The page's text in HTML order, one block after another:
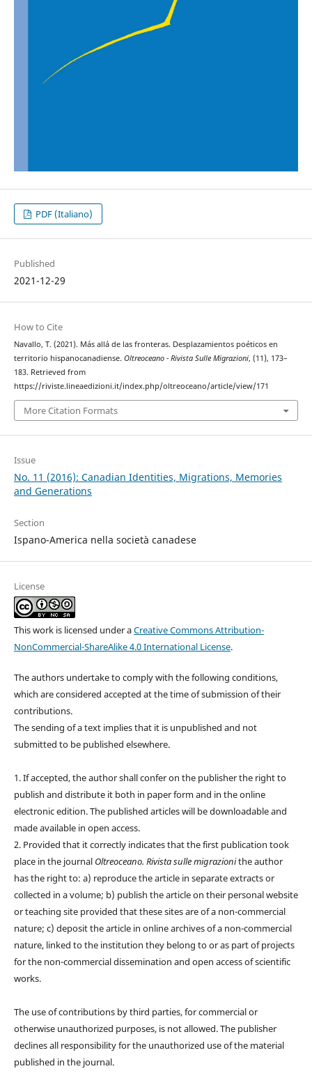
PDF (Italiano)
Published
2021-12-29
How to Cite
Navallo, T. (2021). Más allá de las fronteras. Desplazamientos poéticos en
territorio hispanocanadiense. Oltreoceano - Rivista Sulle Migrazioni, (11), 173–
183. Retrieved from
https://riviste.lineaedizioni.it/index.php/oltreoceano/article/view/171
More Citation Formats
Issue
No. 11 (2016): Canadian Identities, Migrations, Memories
and Generations
Section
Ispano-America nella società canadese
License
This work is licensed under aCreative Commons Attribution-
NonCommercial-ShareAlike 4.0 International License.
The authors undertake to comply with the following conditions,
which are considered accepted at the time of submission of their
contributions.
The sending of a text implies that it is unpublished and not
submitted to be published elsewhere.
1. If accepted, the author shall confer on the publisher the right to
publish and distribute it both in paper form and in the online
electronic edition. The published articles will be downloadable and
made available in open access.
2. Provided that it correctly indicates that the first publication took
place in the journal Oltreoceano. Rivista sulle migrazionithe author
has the right to: a) reproduce the article in separate extracts or
collected in a volume; b) publish the article on their personal website
or teaching site provided that these sites are of a non-commercial
nature; c) deposit the article in online archives of a non-commercial
nature, linked to the institution they belong to or as part of projects
for the non-commercial dissemination and open access of scientific
works.
The use of contributions by third parties, for commercial or
otherwise unauthorized purposes, is not allowed. The publisher
declines all responsibility for the unauthorized use of the material
published in the journal.